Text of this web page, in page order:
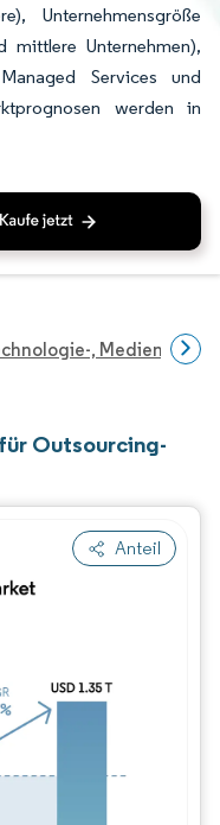
Unternehmensgröße
mittlere Unternehmen),
Services und
werden in
, Medien- Und
Outsourcing-
Anteil